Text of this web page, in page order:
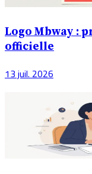
Logo Mbway :
officielle
13 juil. 2026